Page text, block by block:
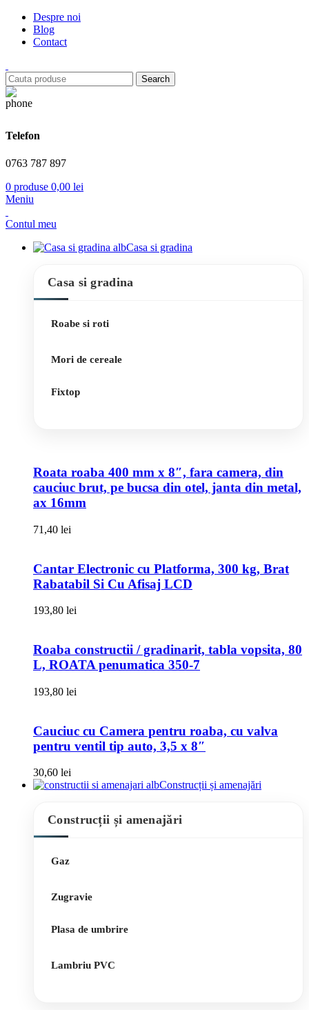
Despre noi
Blog
Contact
Search
Telefon
0763 787 897
0 produse 0,00 lei
Meniu
Contul meu
Casa si gradina
Casa si gradina
Roabe si roti
Mori de cereale
Fixtop
Roata roaba 400 mm x 8″, fara camera, din
cauciuc brut, pe bucsa din otel, janta din metal,
ax 16mm
71,40 lei
Cantar Electronic cu Platforma, 300 kg, Brat
Rabatabil Si Cu Afisaj LCD
193,80 lei
Roaba constructii / gradinarit, tabla vopsita, 80
L, ROATA penumatica 350-7
193,80 lei
Cauciuc cu Camera pentru roaba, cu valva
pentru ventil tip auto, 3,5 x 8″
30,60 lei
Construcții și amenajări
Construcții și amenajări
Gaz
Zugravie
Plasa de umbrire
Lambriu PVC